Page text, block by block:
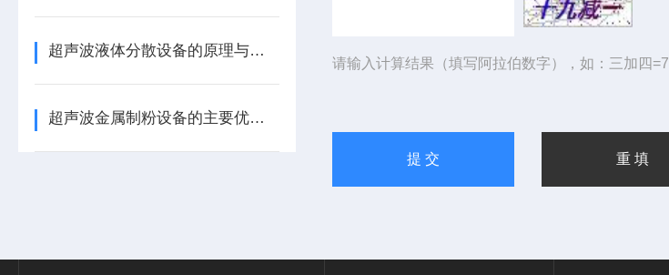
超声波液体分散设备的原理与应用解析
超声波金属制粉设备的主要优势体现在哪些方面
请输入计算结果（填写阿拉伯数字），如：三加四=7